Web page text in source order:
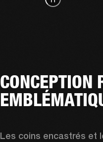
CONCEPTION
Les coins encastrés et